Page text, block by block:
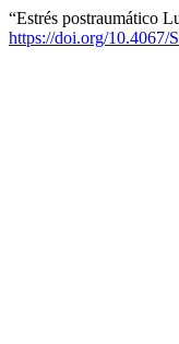
“Estrés postraumático
https://doi.org/10.4067/